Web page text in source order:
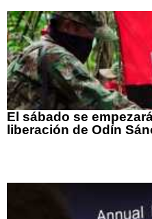
El sábado se
liberación de Odín